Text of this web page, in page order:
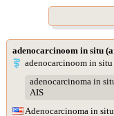
adenocarcinoom in situ
adenocarcinoom in situ
adenocarcinoma in
AIS
Adenocarcinoma in situ